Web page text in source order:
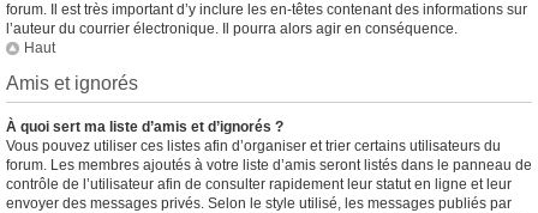
forum. Il est très important d’y inclure les en-têtes contenant des informations sur
l’auteur du courrier électronique. Il pourra alors agir en conséquence.
Haut
Amis et ignorés
À quoi sert ma liste d’amis et d’ignorés ?
Vous pouvez utiliser ces listes afin d’organiser et trier certains utilisateurs du
forum. Les membres ajoutés à votre liste d’amis seront listés dans le panneau de
contrôle de l’utilisateur afin de consulter rapidement leur statut en ligne et leur
envoyer des messages privés. Selon le style utilisé, les messages publiés par